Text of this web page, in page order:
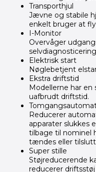
Transporthjul
Jævne og stabile
enkelt bruger at
I-Monitor
Overvåger
Elektrisk start
Nøglebetjent
Ekstra driftstid
Modellerne har
uafbrudt driftstid.
Reducerer
apparater slukkes
tilbage til nominel
tændes eller
Super stille
Støjreducerende
reducerer